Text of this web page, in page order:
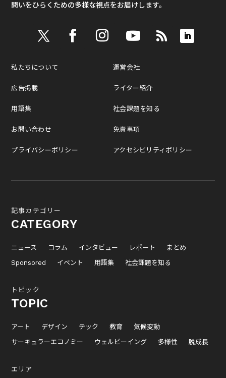
問いをひらくための多様な視点をお届けします。
私たちについて
広告掲載
用語集
お問い合わせ
プライバシーポリシー
運営会社
ライター紹介
社会課題を知る
免責事項
アクセシビリティポリシー
記事カテゴリー
CATEGORY
ニュース コラム インタビュー レポート
まとめ
Sponsored
イベント 用語集 社会課題を知る
トピック
TOPIC
アート デザイン テック 教育
気候変動
サーキュラーエコノミー
ウェルビーイング 多様性 脱成長
エリア